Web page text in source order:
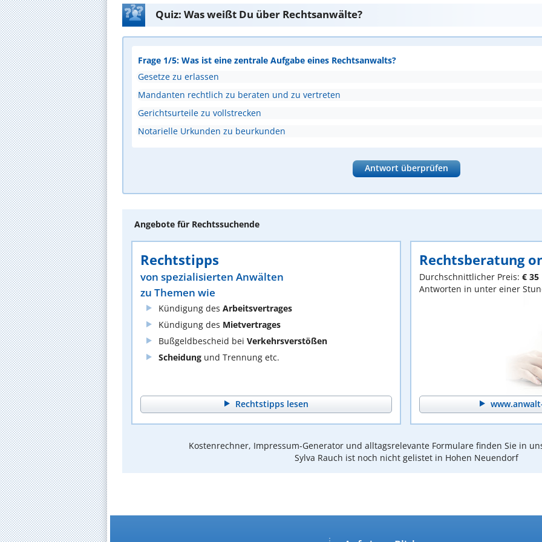
Quiz: Was weißt Du über Rechtsanwälte?
Frage 1/5: Was ist eine zentrale Aufgabe eines Rechtsanwalts?
Gesetze zu erlassen
Mandanten rechtlich zu beraten und zu vertreten
Gerichtsurteile zu vollstrecken
Notarielle Urkunden zu beurkunden
Antwort überprüfen
Angebote für Rechtssuchende
Rechtstipps
von spezialisierten Anwälten
zu Themen wie
Kündigung des Arbeitsvertrages
Kündigung des Mietvertrages
Bußgeldbescheid bei Verkehrsverstößen
Scheidung und Trennung etc.
Rechtstipps lesen
Rechtsberatung
Durchschnittlicher Preis: € 35
Antworten in unter einer
Kostenrechner, Impressum-Generator und alltagsrelevante Formulare finden Sie in
Sylva Rauch ist noch nicht gelistet in Hohen Neuendorf